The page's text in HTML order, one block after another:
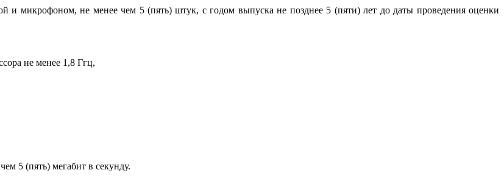
микрофоном, не менее чем 5 (пять) штук, с годом выпуска не позднее 5 (пяти) лет до даты проведения оценки
не менее 1,8 Ггц,
5 (пять) мегабит в секунду.